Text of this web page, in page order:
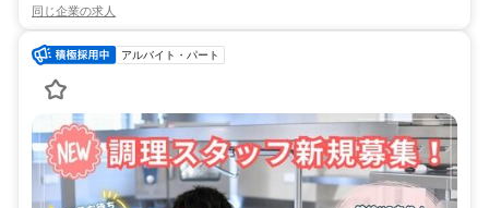
同じ企業の求人
アルバイト・パート